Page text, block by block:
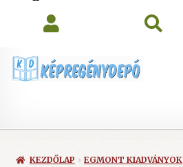
KEZDŐLAP EGMONT KIADVÁNYOK